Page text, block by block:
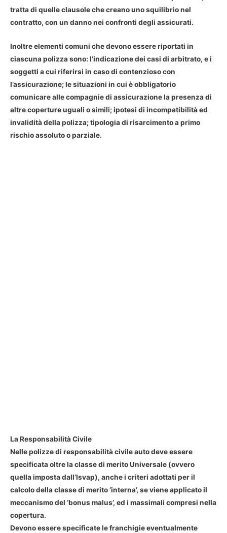
tratta di quelle clausole che creano uno squilibrio nel
contratto, con un danno nei confronti degli assicurati.
Inoltre elementi comuni che devono essere riportati in
ciascuna polizza sono: l’indicazione dei casi di arbitrato, e i
soggetti a cui riferirsi in caso di contenzioso con
l’assicurazione; le situazioni in cui è obbligatorio
comunicare alle compagnie di assicurazione la presenza di
altre coperture uguali o simili; ipotesi di incompatibilità ed
invalidità della polizza; tipologia di risarcimento a primo
rischio assoluto o parziale.
La Responsabilità Civile
Nelle polizze di responsabilità civile auto deve essere
specificata oltrela classe di meritoUniversale (ovvero
quella imposta dall’Isvap), anche i criteri adottati per il
calcolo della classe di merito ‘interna’, se viene applicato il
meccanismo del ‘bonus malus’, ed i massimali compresi nella
copertura.
Devono essere specificate le franchigie eventualmente